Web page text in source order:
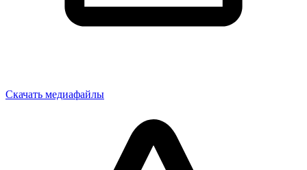
Скачать медиафайлы